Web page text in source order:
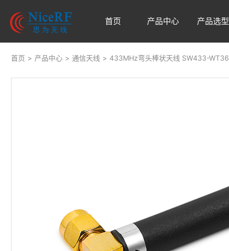
首页 产品中心 产品选型
首页 > 产品中心 > 通信天线 > 433MHz弯头棒状天线 SW433-WT36